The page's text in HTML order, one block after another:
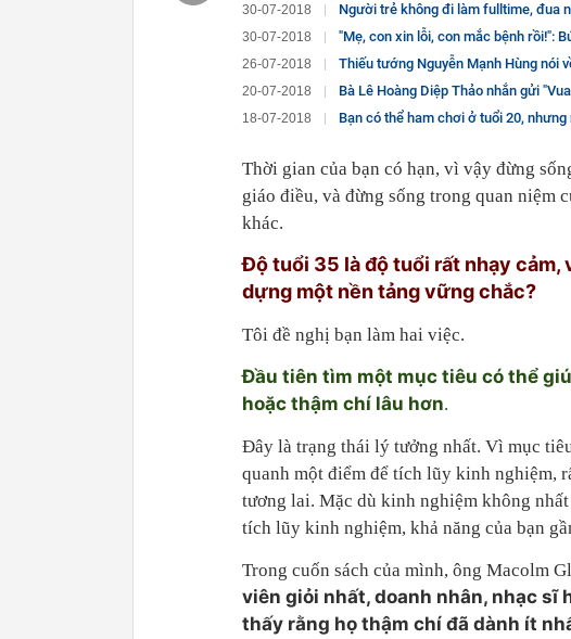
30-07-2018 Người trẻ không đi làm fulltime, đua nhau
30-07-2018 "Mẹ, con xin lỗi, con mắc bệnh rồi!": Bức tâm thư
26-07-2018 Thiếu tướng Nguyễn Mạnh Hùng nói về
20-07-2018 Bà Lê Hoàng Diệp Thảo nhắn gửi "Vua cà phê": Mong
18-07-2018 Bạn có thể ham chơi ở tuổi 20, nhưng
Thời gian của bạn có hạn, vì vậy đừng
giáo điều, và đừng sống trong quan niệm
khác.
Độ tuổi 35 là độ tuổi rất nhạy
dựng một nền tảng vững chắc?
Tôi đề nghị bạn làm hai việc.
Đầu tiên tìm một mục tiêu có thể
hoặc thậm chí lâu hơn.
Đây là trạng thái lý tưởng nhất. Vì mục
quanh một điểm để tích lũy kinh nghiệm,
tương lai. Mặc dù kinh nghiệm không
tích lũy kinh nghiệm, khả năng của bạn
Trong cuốn sách của mình, ông Macolm
viên giỏi nhất, doanh nhân, nhạc sĩ
thấy rằng họ thậm chí đã dành ít